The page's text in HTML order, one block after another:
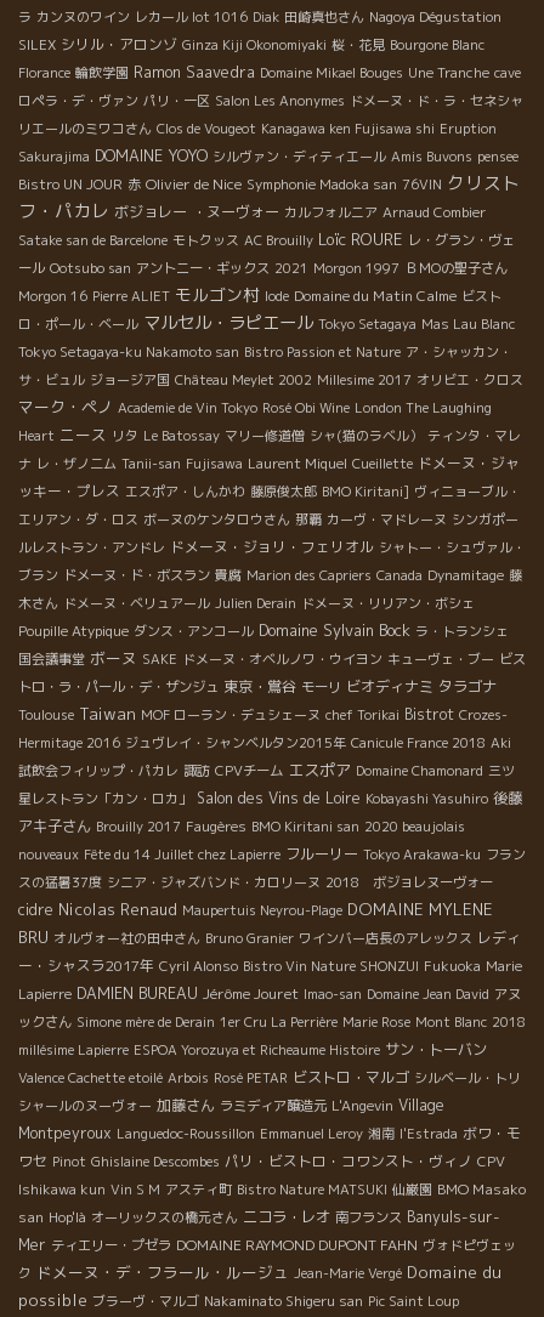
ラ カンヌのワイン レカール lot 1016 Diak 田崎真也さん Nagoya Dégustation
SILEX シリル・アロンゾ Ginza Kiji Okonomiyaki 桜・花見 Bourgone Blanc
Florance 輪飲学園 Ramon Saavedra Domaine Mikael Bouges Une Tranche cave
ロペラ・デ・ヴァン パリ・一区 Salon Les Anonymes ドメーヌ・ド・ラ・セネシャ
リエールのミワコさん Clos de Vougeot Kanagawa ken Fujisawa shi Eruption
Sakurajima DOMAINE YOYO シルヴァン・ディティエール Amis Buvons pensee
Bistro UN JOUR 赤 Olivier de Nice Symphonie Madoka san 76VIN クリスト
フ・パカレ ボジョレー ・ヌーヴォー カルフォルニア Arnaud Combier
Satake san de Barcelone モトクッス AC Brouilly Loïc ROURE レ・グラン・ヴェ
ール Ootsubo san アントニー・ギックス 2021 Morgon 1997 ＢＭОの聖子さん
Morgon 16 Pierre ALIET モルゴン村 Iode Domaine du Matin Calme ビスト
ロ・ポール・ベール マルセル・ラピエール Tokyo Setagaya Mas Lau Blanc
Tokyo Setagaya-ku Nakamoto san Bistro Passion et Nature ア・シャッカン・
サ・ビュル ジョージア国 Château Meylet 2002 Millesime 2017 オリビエ・クロス
マーク・ペノ Academie de Vin Tokyo Rosé Obi Wine London The Laughing
Heart ニース リタ Le Batossay マリー修道僧 シャ(猫のラベル）
ティンタ・マレ
ナ レ・ザノ二ム Tanii-san Fujisawa Laurent Miquel Cueillette ドメーヌ・ジャ
ッキー・プレス エスポア・しんかわ 藤原俊太郎 BMO Kiritani] ヴィニョーブル・
エリアン・ダ・ロス ボーヌのケンタロウさん 那覇 カーヴ・マドレーヌ シンガポー
ルレストラン・アンドレ ドメーヌ・ジョリ・フェリオル シャトー・シュヴァル・
ブラン ドメーヌ・ド・ボスラン 貴腐 Marion des Capriers Canada Dynamitage 藤
木さん ドメーヌ・ベリュアール Julien Derain ドメーヌ・リリアン・ボシェ
Poupille Atypique ダンス・アンコール Domaine Sylvain Bock ラ・トランシェ
国会議事堂 ボーヌ SAKE ドメーヌ・オベルノワ・ウイヨン キューヴェ・ブー ビス
トロ・ラ・パール・デ・ザンジュ 東京・鴬谷 モーリ ビオディナミ タラゴナ
Toulouse Taiwan MOF ローラン・デュシェーヌ chef Torikai Bistrot Crozes-
Hermitage 2016 ジュヴレイ・シャンベルタン2015年 Canicule France 2018 Aki
試飲会フィリップ・パカレ 諏訪 CPVチーム エスポア Domaine Chamonard 三ツ
星レストラン「カン・ロカ」
Salon des Vins de Loire Kobayashi Yasuhiro 後藤
アキ子さん Brouilly 2017 Faugères BMO Kiritani san 2020 beaujolais
nouveaux Fête du 14 Juillet chez Lapierre フルーリー Tokyo Arakawa-ku フラン
スの猛暑37度 シニア・ジャズバンド・カロリーヌ 2018 ボジョレヌーヴォー
cidre Nicolas Renaud Maupertuis Neyrou-Plage DOMAINE MYLENE
BRU オルヴォー社の田中さん Bruno Granier ワインバー店長のアレックス レディ
ー・シャスラ2017年 Cyril Alonso Bistro Vin Nature SHONZUI Fukuoka Marie
Lapierre DAMIEN BUREAU Jérôme Jouret Imao-san Domaine Jean David アヌ
ックさん Simone mère de Derain 1er Cru La Perrière Marie Rose Mont Blanc 2018
millésime Lapierre ESPOA Yorozuya et Richeaume Histoire サン・トーバン
Valence Cachette etoilé Arbois Rosé PETAR ビストロ・マルゴ シルベール・トリ
シャールのヌーヴォー 加藤さん ラミディア醸造元 L'Angevin Village
Montpeyroux Languedoc-Roussillon Emmanuel Leroy 湘南 l'Estrada ボワ・モ
ワセ Pinot Ghislaine Descombes パリ・ビストロ・コワンスト・ヴィノ CPV
Ishikawa kun Vin S M アスティ町 Bistro Nature MATSUKI 仙巌園 BMO Masako
san Hop'là オーリックスの橋元さん ニコラ・レオ 南フランス Banyuls-sur-
Mer ティエリー・プゼラ DOMAINE RAYMOND DUPONT FAHN ヴォドピヴェッ
ク ドメーヌ・デ・フラール・ルージュ Jean-Marie Vergé Domaine du
possible ブラーヴ・マルゴ Nakaminato Shigeru san Pic Saint Loup